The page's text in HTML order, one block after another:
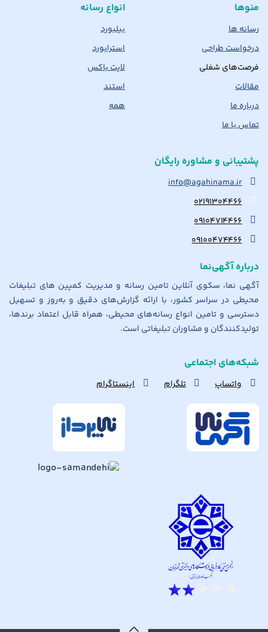
منوها
رسانه ها
درخواست طراحی
فرصت‌های شغلی
مقالات
درباره ما
تماس با ما
انواع رسانه
بیلبورد
استرابورد
لایت باکس
استند
همه
پشتیبانی و مشاوره رایگان
info@agahinama.ir
۰۲۱۹۱۳۰۴۴۶۶
۰۹۱۰۴۷۱۴۴۶۶
۰۹۱۰۰۴۷۴۴۶۶
درباره آگهی‌نما
آگهی نما، سکوی آنلاین تامین رسانه و مدیریت کمپین های تبلیغات
محیطی در سراسر کشور، با ارائه گزارش‌های دقیق و به‌روز و تسهیل
دسترسی و تامین انواع رسانه‌های محیطی، همراه قابل اعتماد برندها،
تولیدکنندگان و مشاوران تبلیغاتی است.
شبکه‌های اجتماعی
واتساپ تلگرام اینستاگرام